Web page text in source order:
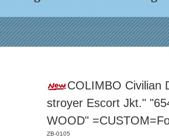
COLIMBO Civilian
stroyer Escort Jkt."
WOOD"
ZB-0105